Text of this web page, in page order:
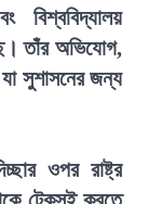
বিশ্ববিদ্যালয়
তাঁর অভিযোগ,
সুশাসনের জন্য
ওপর রাষ্ট্র